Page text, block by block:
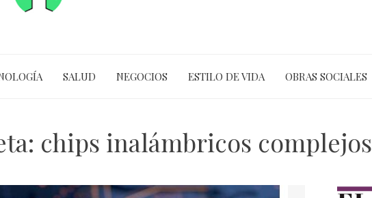
SALUD NEGOCIOS ESTILO DE VIDA OBRAS SOCIALES
chips inalámbricos complejos